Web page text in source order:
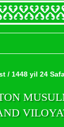
/ 1448 yil 24